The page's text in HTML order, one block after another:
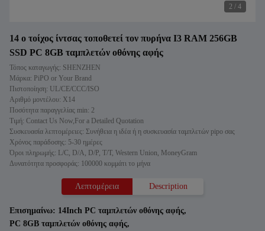
3 / 4
14 ο τοίχος ίντσας τοποθετεί τον πυρήνα I3 RAM 256GB
SSD PC 8GB ταμπλετών οθόνης αφής
Τόπος καταγωγής: SHENZHEN
Μάρκα: PiPO or Your Brand
Πιστοποίηση: UL/CE/CCC/ISO
Αριθμό μοντέλου: X14
Ποσότητα παραγγελίας min: 2
Τιμή: Contact Us Now,For a Detailed Quotation
Συσκευασία λεπτομέρειες: Συνήθεια η ιδέα ή η συσκευασία ταμπλετών pipo σας
Χρόνος παράδοσης: 5-30 ημέρες
Όροι πληρωμής: L/C, D/A, D/P, T/T, Western Union, MoneyGram
Δυνατότητα προσφοράς: 100000 κομμάτι το μήνα
Λεπτομέρεια Description
Επισημαίνω: 14Inch PC ταμπλετών οθόνης αφής,
PC 8GB ταμπλετών οθόνης αφής,